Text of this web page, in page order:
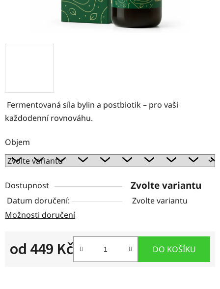
Fermentovaná síla bylin a postbiotik – pro vaši
každodenní rovnováhu.
Objem
Dostupnost Zvolte variantu
Zvolte variantu
Možnosti doručení
od449 Kč DO KOŠÍKU